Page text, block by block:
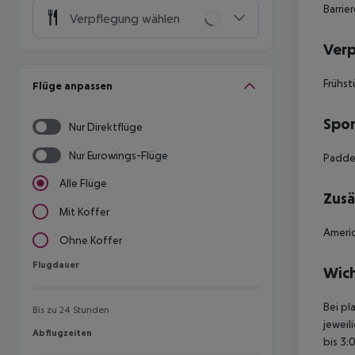
Verpflegung wählen
Flüge anpassen
Nur Direktflüge
Nur Eurowings-Flüge
Alle Flüge
Mit Koffer
Ohne Koffer
Flugdauer
Flugdauer
Bis zu 24 Stunden
Abflugzeiten
Abflugzeiten
Bei
bis